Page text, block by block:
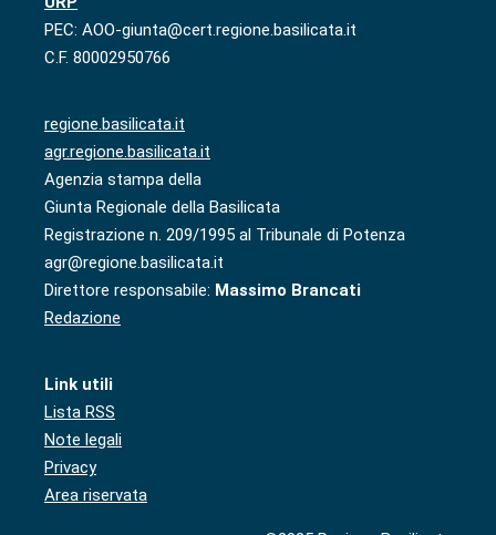
PEC: AOO-giunta@cert.regione.basilicata.it
C.F. 80002950766
regione.basilicata.it
agr.regione.basilicata.it
Agenzia stampa della
Giunta Regionale della Basilicata
Registrazione n. 209/1995 al Tribunale di Potenza
agr@regione.basilicata.it
Direttore responsabile: Massimo Brancati
Redazione
Link utili
Lista RSS
Note legali
Privacy
Area riservata